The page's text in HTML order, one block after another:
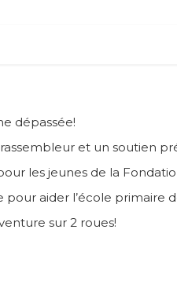
dépassée!
et un soutien
les jeunes de la
aider l’école primaire
sur 2 roues!